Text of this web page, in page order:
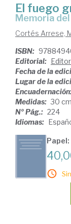
El fuego
Memoria
Cortés Arrese,
ISBN:
Editorial:
Fecha de la
Lugar de la
Medidas: 30 cm
Nº Pág.: 224
Idiomas: